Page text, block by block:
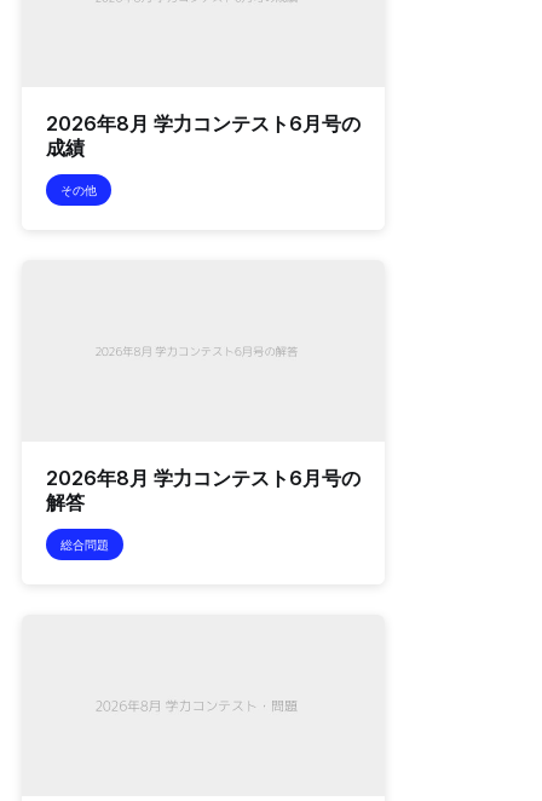
2026年8月 学力コンテスト6月号の
成績
その他
2026年8月 学力コンテスト6月号の
解答
総合問題